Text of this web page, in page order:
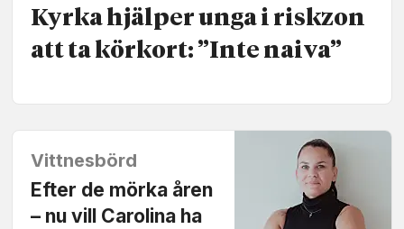
Kyrka hjälper unga i riskzon
att ta körkort: ”Inte naiva”
Vittnesbörd
Efter de mörka åren
– nu vill Carolina ha